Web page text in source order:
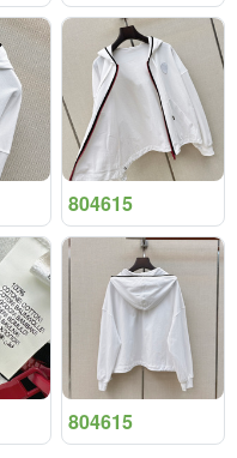
804615
804615